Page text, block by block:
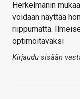
Herkelmanin
voidaan näyttää
riippumatta.
optimoitavaksi
Kirjaudu sisään